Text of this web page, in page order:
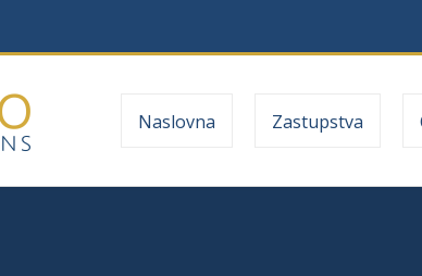
Naslovna Zastupstva